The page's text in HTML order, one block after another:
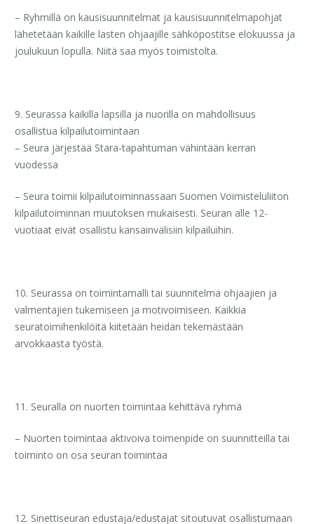
– Ryhmillä on kausisuunnitelmat ja kausisuunnitelmapohjat
lähetetään kaikille lasten ohjaajille sähköpostitse elokuussa ja
joulukuun lopulla. Niitä saa myös toimistolta.
9. Seurassa kaikilla lapsilla ja nuorilla on mahdollisuus
osallistua kilpailutoimintaan
– Seura järjestää Stara-tapahtuman vähintään kerran
vuodessa
– Seura toimii kilpailutoiminnassaan Suomen Voimisteluliiton
kilpailutoiminnan muutoksen mukaisesti. Seuran alle 12-
vuotiaat eivät osallistu kansainvälisiin kilpailuihin.
10. Seurassa on toimintamalli tai suunnitelma ohjaajien ja
valmentajien tukemiseen ja motivoimiseen. Kaikkia
seuratoimihenkilöitä kiitetään heidän tekemästään
arvokkaasta työstä.
11. Seuralla on nuorten toimintaa kehittävä ryhmä
– Nuorten toimintaa aktivoiva toimenpide on suunnitteilla tai
toiminto on osa seuran toimintaa
12. Sinettiseuran edustaja/edustajat sitoutuvat osallistumaan